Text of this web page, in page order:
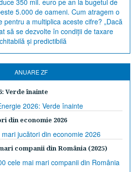
ANUARE ZF
Verde înainte
din economie 2026
companii din România (2025)